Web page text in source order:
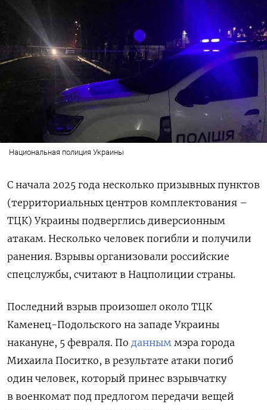
Национальная полиция Украины
С начала 2025 года несколько призывных пунктов
(территориальных центров комплектования –
ТЦК) Украины подверглись диверсионным
атакам. Несколько человек погибли и получили
ранения. Взрывы организовали российские
спецслужбы, считают в Нацполиции страны.
Последний взрыв произошел около ТЦК
Каменец-Подольского на западе Украины
накануне, 5 февраля. По данным мэра города
Михаила Поситко, в результате атаки погиб
один человек, который принес взрывчатку
в военкомат под предлогом передачи вещей